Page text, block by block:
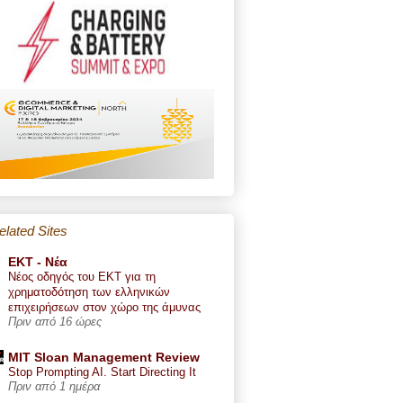
Sites
ΕΚΤ - Nέα
Νέος οδηγός του ΕΚΤ για τη
χρηματοδότηση των ελληνικών
επιχειρήσεων στον χώρο της άμυνας
Πριν από 16 ώρες
MIT Sloan Management Review
Stop Prompting AI. Start Directing It
Πριν από 1 ημέρα